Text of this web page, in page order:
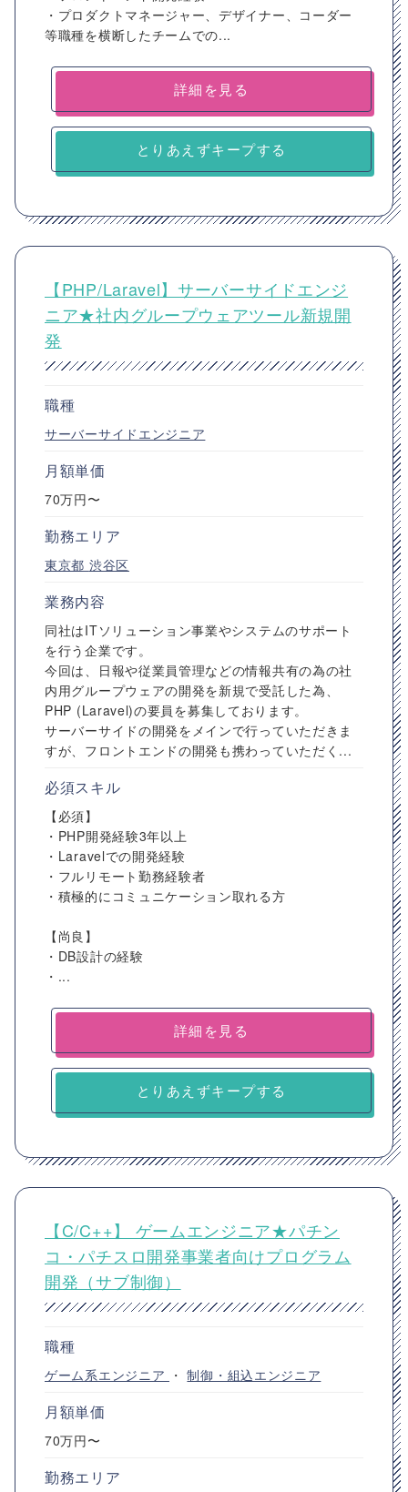
・プロダクトマネージャー、デザイナー、コーダー
等職種を横断したチームでの...
詳細を見る
とりあえずキープする
【PHP/Laravel】サーバーサイドエンジ
ニア★社内グループウェアツール新規開
発
職種
サーバーサイドエンジニア
月額単価
70万円〜
勤務エリア
東京都 渋谷区
業務内容
同社はITソリューション事業やシステムのサポート
を行う企業です。
今回は、日報や従業員管理などの情報共有の為の社
内用グループウェアの開発を新規で受託した為、
PHP (Laravel)の要員を募集しております。
サーバーサイドの開発をメインで行っていただきま
すが、フロントエンドの開発も携わっていただく...
必須スキル
【必須】
・PHP開発経験3年以上
・Laravelでの開発経験
・フルリモート勤務経験者
・積極的にコミュニケーション取れる方
【尚良】
・DB設計の経験
・...
詳細を見る
とりあえずキープする
【C/C++】 ゲームエンジニア★パチン
コ・パチスロ開発事業者向けプログラム
開発（サブ制御）
職種
ゲーム系エンジニア ・制御・組込エンジニア
月額単価
70万円〜
勤務エリア